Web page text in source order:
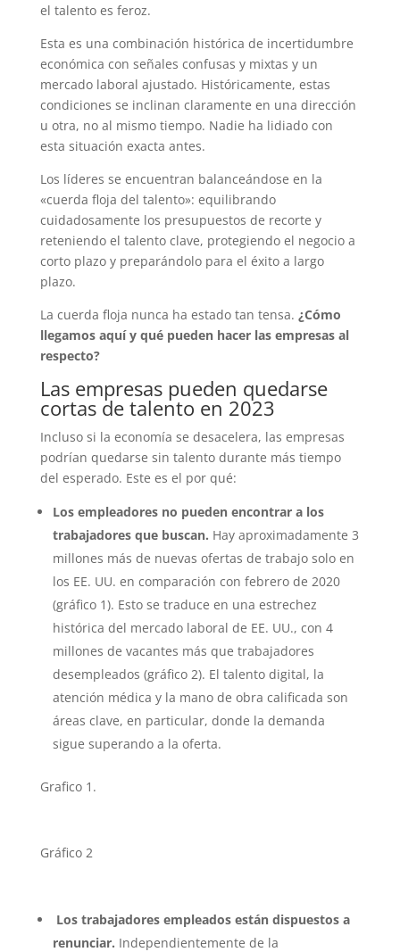
el talento es feroz.
Esta es una combinación histórica de incertidumbre
económica con señales confusas y mixtas y un
mercado laboral ajustado. Históricamente, estas
condiciones se inclinan claramente en una dirección
u otra, no al mismo tiempo. Nadie ha lidiado con
esta situación exacta antes.
Los líderes se encuentran balanceándose en la
«cuerda floja del talento»: equilibrando
cuidadosamente los presupuestos de recorte y
reteniendo el talento clave, protegiendo el negocio a
corto plazo y preparándolo para el éxito a largo
plazo.
La cuerda floja nunca ha estado tan tensa. ¿Cómo
llegamos aquí y qué pueden hacer las empresas al
respecto?
Las empresas pueden quedarse
cortas de talento en 2023
Incluso si la economía se desacelera, las empresas
podrían quedarse sin talento durante más tiempo
del esperado. Este es el por qué:
Los empleadores no pueden encontrar a los
trabajadores que buscan. Hay aproximadamente 3
millones más de nuevas ofertas de trabajo solo en
los EE. UU. en comparación con febrero de 2020
(gráfico 1). Esto se traduce en una estrechez
histórica del mercado laboral de EE. UU., con 4
millones de vacantes más que trabajadores
desempleados (gráfico 2). El talento digital, la
atención médica y la mano de obra calificada son
áreas clave, en particular, donde la demanda
sigue superando a la oferta.
Grafico 1.
Gráfico 2
Los trabajadores empleados están dispuestos a
renunciar. Independientemente de la